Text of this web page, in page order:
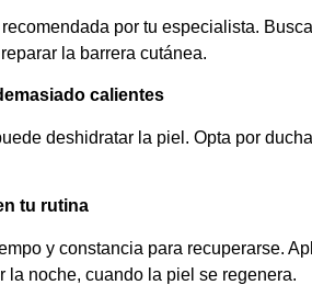
por tu especialista.
la barrera cutánea.
calientes
deshidratar la piel. Opta por
tu rutina
y constancia para recuperarse.
la noche, cuando la piel se regenera.